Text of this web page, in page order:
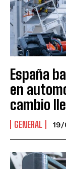
España
en
cambio
GENERAL